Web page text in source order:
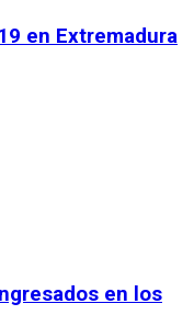
en Extremadura
en los